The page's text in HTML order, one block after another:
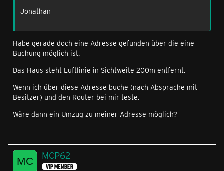
Jonathan
Habe gerade doch eine Adresse gefunden über die eine
Buchung möglich ist.
Das Haus steht Luftlinie in Sichtweite 200m entfernt.
Wenn ich über diese Adresse buche (nach Absprache mit
Besitzer) und den Router bei mir teste.
Wäre dann ein Umzug zu meiner Adresse möglich?
MCP62
VIP MEMBER